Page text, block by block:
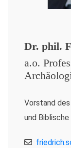
Dr. phil.
a.o.
Vorstand
und Biblische